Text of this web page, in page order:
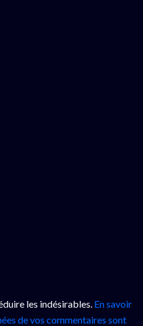
les indésirables. En savoir
de vos commentaires sont